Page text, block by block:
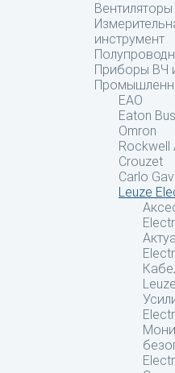
инструмент
Приборы ВЧ
EAO
Eaton
Omron
Rockwell
Crouzet
Carlo
Leuze